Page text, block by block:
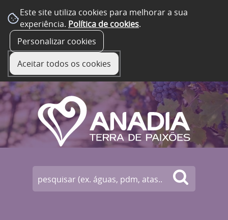
Este site utiliza cookies para melhorar a sua
experiência. Política de cookies.
Personalizar cookies
Aceitar todos os cookies